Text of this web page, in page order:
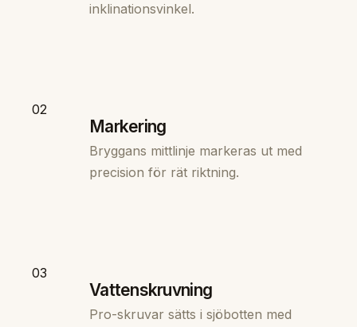
inklinationsvinkel.
02
Markering
Bryggans mittlinje markeras ut med
precision för rät riktning.
03
Vattenskruvning
Pro-skruvar sätts i sjöbotten med